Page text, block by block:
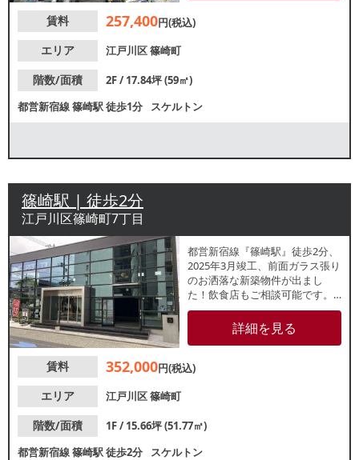
賃料 257,400円(税込)
エリア
江戸川区篠崎町
階数/面積
2F / 17.84坪 (59㎡)
都営新宿線篠崎駅徒歩1分 スケルトン
篠崎駅 | 徒歩2分
江戸川区篠崎町7丁目
都営新宿線『篠崎駅』徒歩2分、
2025年3月竣工、前⾯ガラス張り
のお洒落な新築物件が出まし
た！飲⾷店もご相談可能です。
スケルトン（現況）引渡しの
為、業種も幅広く使えますの
で、是⾮お気軽にご相談下さい
詳細を見る
賃料 352,000円(税込)
エリア
江戸川区篠崎町
階数/面積
1F / 15.66坪 (51.77㎡)
都営新宿線篠崎駅徒歩2分 スケルトン